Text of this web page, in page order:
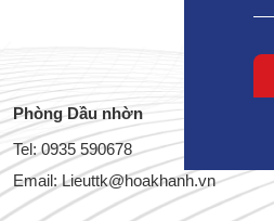
Phòng Dầu nhờn
Tel: 0935 590678
Email: Lieuttk@hoakhanh.vn